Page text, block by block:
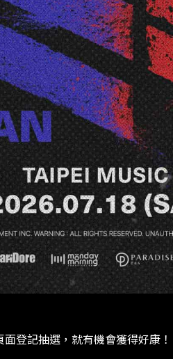
登記抽選，就有機會獲得好康！